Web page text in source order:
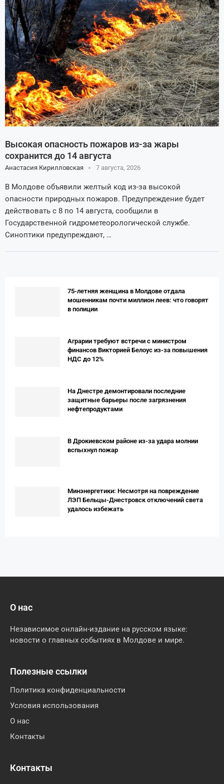
Высокая опасность пожаров из-за жары
сохранится до 14 августа
Анастасия Кирилловская 7 августа, 2026
В Молдове объявили желтый код из-за высокой
опасности природных пожаров. Предупреждение будет
действовать с 8 по 14 августа, сообщили в
Государственной гидрометеорологической службе.
Синоптики предупреждают, …
75-летняя женщина в Молдове отдала
мошенникам почти миллион леев: что говорят
в полиции
Аграрии требуют встречи с министром
финансов Викторией Белоус из-за повышения
НДС до 12%
На Днестре демонтировали последние
защитные барьеры после загрязнения
нефтепродуктами
В Дрокиевском районе из-за удара молнии
вспыхнул пожар
Минэнергетики: Несмотря на повреждение
ЛЭП Бельцы-Днестровск отключений света
удалось избежать
О нас
Независимое онлайн-издание на русском языке:
новости о главных событиях в Молдове и мире.
Полезные ссылки
Политика конфиденциальности
Условия использования
О нас
Контакты
Контакты